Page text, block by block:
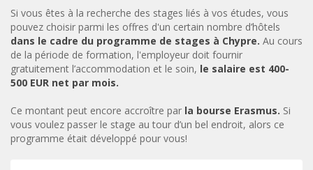
Si vous êtes à la recherche des stages liés à vos études, vous
pouvez choisir parmi les offres d'un certain nombre d’hôtels
dans le cadre du programme de stages à Chypre. Au cours
de la période de formation, l'employeur doit fournir
gratuitement l’accommodation et le soin, le salaire est 400-
500 EUR net par mois.
Ce montant peut encore accroître par la bourse Erasmus. Si
vous voulez passer le stage au tour d’un bel endroit, alors ce
programme était développé pour vous!